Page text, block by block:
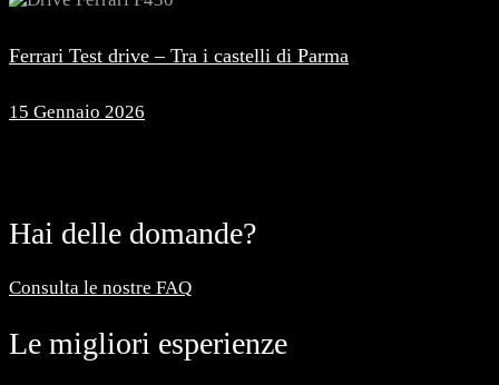
Ferrari Test drive – Tra i castelli di Parma
15 Gennaio 2026
Hai delle domande?
Consulta le nostre FAQ
Le migliori esperienze